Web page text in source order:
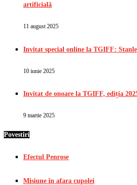
artificială
11 august 2025
Invitat special online la TGIFF:
10 iunie 2025
Invitat de onoare la TGIFF, ediția
9 martie 2025
Povestiri
Efectul Penrose
Misiune în afara cupolei